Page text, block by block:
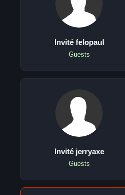
Invité felopaul
Guests
Invité jerryaxe
Guests